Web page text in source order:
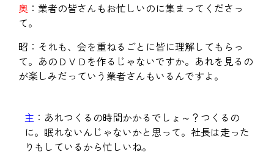
奥 ：業者の皆さんもお忙しいのに集まってくださっ
て。
昭：それも、会を重ねるごとに皆に理解してもらっ
て。あのＤＶＤを作るじゃないですか。あれを見るの
が楽しみだっていう業者さんもいるんですよ。
主 ：あれつくるの時間かかるでしょ～？つくるの
に。眠れないんじゃないかと思って。社長は走った
りもしているから忙しいね。